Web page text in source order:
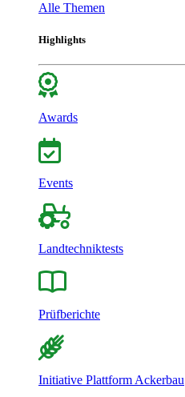
Alle Themen
Highlights
Awards
Events
Landtechniktests
Prüfberichte
Initiative Plattform Ackerbau